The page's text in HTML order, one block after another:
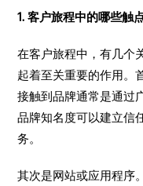
1. 客户旅程中的哪些触
在客户旅程中，有几个
起着至关重要的作用。
接触到品牌通常是通过
品牌知名度可以建立信
务。
其次是网站或应用程序